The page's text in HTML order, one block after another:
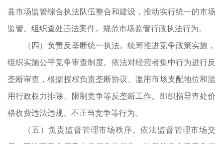
县市场监管综合执法队伍整合和建设，推动实行统一的市场
监管。组织查处违法案件。规范市场监管行政执法行为。
（四）负责反垄断统一执法。统筹推进竞争政策实施，
组织实施公平竞争审查制度。依法对经营者集中行为进行反
垄断审查，根据授权负责垄断协议、滥用市场支配地位和滥
用行政权力排除、限制竞争等反垄断工作。组织指导查处价
格收费违法违规、不正当竞争等行为。
（五）负责监督管理市场秩序。依法监督管理市场交